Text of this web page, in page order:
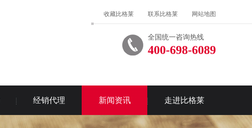
收藏比格莱 联系比格莱 网站地图
全国统一咨询热线
400-698-6089
经销代理 新闻资讯 走进比格莱